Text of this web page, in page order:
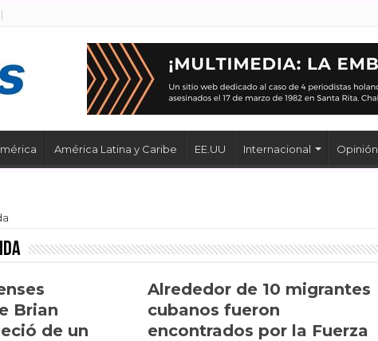
América Latina y Caribe EE.UU Internacional Opinión
Brian
de un
Alrededor de 10 migrantes
cubanos fueron
encontrados por la Fuerza